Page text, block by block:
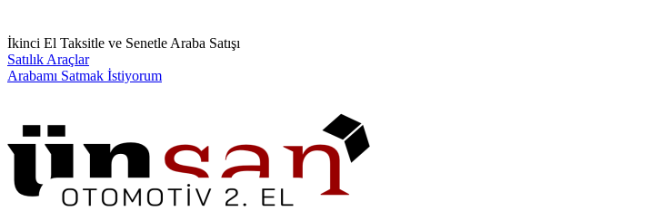
İkinci El Taksitle ve Senetle Araba Satışı
Satılık Araçlar
Arabamı Satmak İstiyorum